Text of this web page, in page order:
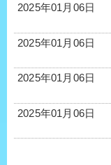
2025年01月06日
2025年01月06日
2025年01月06日
2025年01月06日